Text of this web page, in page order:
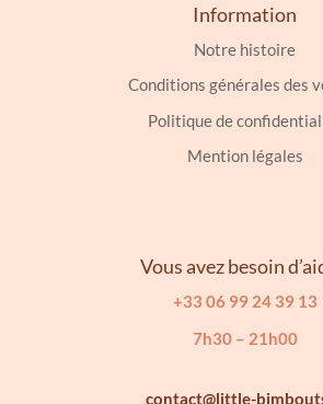
Information
Notre histoire
Conditions générales des
Politique de
Mention légales
Vous avez besoin
+33 06 99 24 39 13
7h30 – 21h00
contact@little-